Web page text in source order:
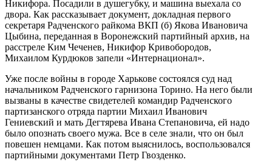
Никифора. Посадили в душегубку, и машина выехала со
двора. Как рассказывает документ, докладная первого
секретаря Радченского райкома ВКП (б) Якова Ивановича
Цыбина, переданная в Воронежский партийный архив, на
расстреле Ким Чеченев, Никифор Кривобородов,
Михаилом Курдюков запели «Интернационал».
Уже после войны в городе Харькове состоялся суд над
начальником Радченского гарнизона Торино. На него были
вызваны в качестве свидетелей командир Радченского
партизанского отряда партии Михаил Иванович
Гениевский и мать Дегтярева Ивана Степановича, ей надо
было опознать своего мужа. Все в селе знали, что он был
повешен немцами. Как потом выяснилось, воспользовался
партийными документами Петр Гвозденко.